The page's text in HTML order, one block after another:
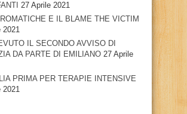
27 Aprile 2021
E IL BLAME THE VICTIM
2021
IL SECONDO AVVISO DI
DA PARTE DI EMILIANO 27 Aprile
PRIMA PER TERAPIE INTENSIVE
2021